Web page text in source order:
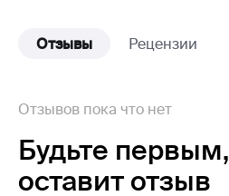
Отзывы Рецензии
Отзывов пока что нет
Будьте первым,
оставит отзыв